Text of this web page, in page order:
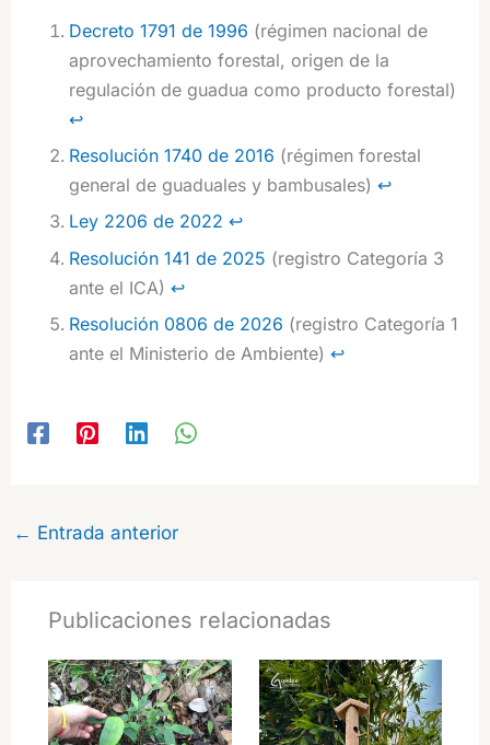
Decreto 1791 de 1996 (régimen nacional de
aprovechamiento forestal, origen de la
regulación de guadua como producto forestal)
↩︎
Resolución 1740 de 2016 (régimen forestal
general de guaduales y bambusales)↩︎
Ley 2206 de 2022 ↩︎
Resolución 141 de 2025 (registro Categoría 3
ante el ICA)↩︎
Resolución 0806 de 2026 (registro Categoría 1
ante el Ministerio de Ambiente)↩︎
← Entrada anterior
Publicaciones relacionadas